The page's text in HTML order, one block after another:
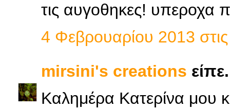
τις αυγοθηκες! υπεροχα
4 Φεβρουαρίου 2013
mirsini's creations
Καλημέρα Κατερίνα μου